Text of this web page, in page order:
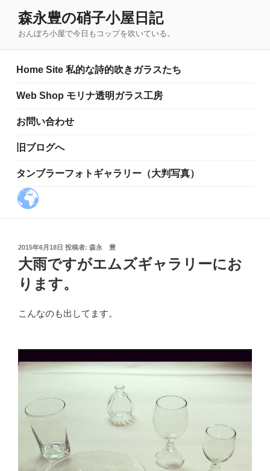
森永豊の硝子小屋日記
おんぼろ小屋で今日もコップを吹いている。
Home Site 私的な詩的吹きガラスたち
Web Shop モリナ透明ガラス工房
お問い合わせ
旧ブログへ
タンブラーフォトギャラリー（大判写真）
投
日:
2015年6月18日 投稿者: 森永 豊
大雨ですがエムズギャラリーにお
ります。
こんなのも出してます。